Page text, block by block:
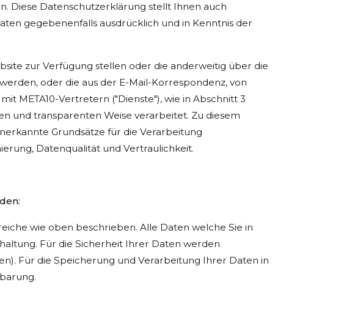
Diese Datenschutzerklärung stellt Ihnen auch
gegebenenfalls ausdrücklich und in Kenntnis der
zur Verfügung stellen oder die anderweitig über die
oder die aus der E-Mail-Korrespondenz, von
META10-Vertretern ("Dienste"), wie in Abschnitt 3
und transparenten Weise verarbeitet. Zu diesem
Grundsätze für die Verarbeitung
Datenqualität und Vertraulichkeit.
wie oben beschrieben. Alle Daten welche Sie in
Für die Sicherheit Ihrer Daten werden
Für die Speicherung und Verarbeitung Ihrer Daten in